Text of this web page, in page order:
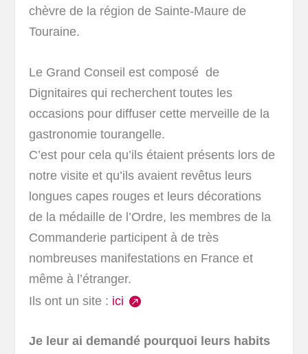
chèvre de la région de Sainte-Maure de
Touraine.
Le Grand Conseil est composé de
Dignitaires qui recherchent toutes les
occasions pour diffuser cette merveille de la
gastronomie tourangelle.
C’est pour cela qu’ils étaient présents lors de
notre visite et qu’ils avaient revêtus leurs
longues capes rouges et leurs décorations
de la médaille de l’Ordre, les membres de la
Commanderie participent à de très
nombreuses manifestations en France et
même à l’étranger.
Ils ont un site : ici
Je leur ai demandé pourquoi leurs habits